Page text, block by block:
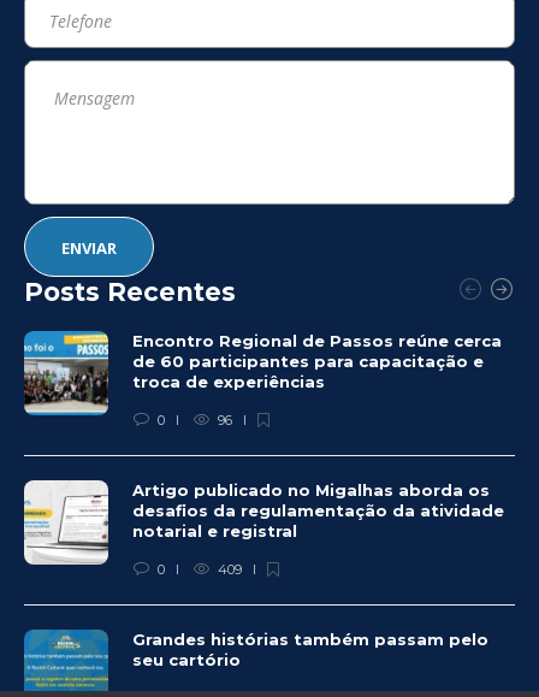
Posts Recentes
Encontro Regional de Passos reúne cerca
de 60 participantes para capacitação e
troca de experiências
0 96
Artigo publicado no Migalhas aborda os
desafios da regulamentação da atividade
notarial e registral
0 409
Grandes histórias também passam pelo
seu cartório